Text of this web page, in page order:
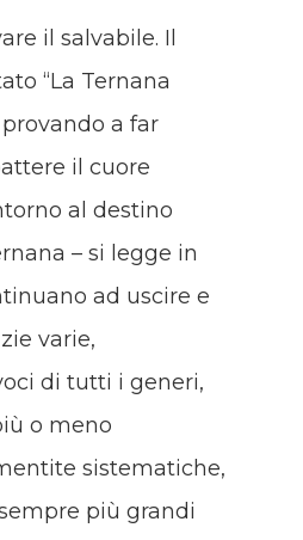
il salvabile. Il
“La Ternana
a far
il cuore
al destino
– si legge in
ad uscire e
varie,
di tutti i generi,
o meno
sistematiche,
più grandi